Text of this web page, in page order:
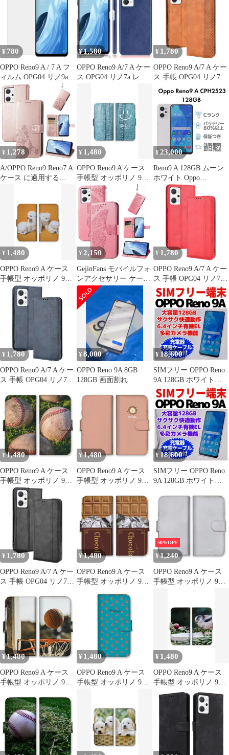
¥ 780
OPPO Reno9 A / 7 A フ
ィルム OPG04 リノ9a
7a PET 保護フィルム
【Color】 光沢なし
¥1,580
OPPO Reno9 A/7 A ケー
ス OPG04 リノ7a レザ
¥ 1,780
OPPO Reno9 A/7 A ケー
ス 手帳 OPG04 リノ7a
手帳 ケース 【Color】
キャメル
¥ 1,278
A/OPPO Reno9 Reno7 A
ケース に適用する
バー多機能携帯電話ホ
ルスター財布携帯電話
ホルダーバンプパター
ンテクスチャ耐久性摩
擦耐性携帯電話ケース
男性と女性に適した多
色オプション (四つ葉
のクローバー
¥ 1,480
OPPO Reno9 A ケース
手帳型 オッポリノ 9A
スマホケース 携帯ケー
ス デニム ジーンズ ス
マイル ニコちゃん ステ
ッチ オシャレ 可愛い
カラー02
¥ 23,000
Reno9 A 128GB ムーン
ホワイト Oppo
CPH2523 SIMフリー 楽
天版 Cランク スマホ 本
体 送料無料 即日発送
¥ 1,480
OPPO Reno9 A ケース
手帳型 オッポリノ 9A
スマホケース 携帯ケー
ス 犬 ダックスフント
ポメラニアン ラブラド
ール ゴールデンレトリ
バー かわいい 写真 カ
ラー09
¥ 2,150
GejinFans モバイルフォ
ンアクセサリー ケース
手帳型 OPPO Reno9
A/OPPO Reno7 A レザー
バタフライピンク カー
ドスロット、キックス
タンド
¥ 1,780
OPPO Reno9 A/7 A ケー
ス 手帳 OPG04 リノ7a
チェック柄 合革 レトロ
手帳 ケース 【Color】
レッド
¥ 1,780
OPPO Reno9 A/7 A ケー
ス 手帳 OPG04 リノ7a
手帳 ケース 【Color】
ネイビー
¥8,000
OPPO Reno 9A 8GB
128GB 画面割れ
¥ 18,600
SIMフリー OPPO Reno
9A 128GB ホワイト
1435
¥1,480
OPPO Reno9 A ケース
手帳型 オッポリノ 9A
スマホケース 携帯ケー
ス 野球 ベースボール
スポーツ バット グロー
ブ 試合 かっこいい カ
ラー05
¥1,480
OPPO Reno9 A ケース
手帳型 オッポリノ 9A
ス 動物 犬 猫 きつね ラ
ハムスター シロクマ 白
熊 サル カラー04
¥ 18,600
SIMフリー OPPO Reno
9A 128GB ホワイト
¥ 1,780
OPPO Reno9 A/7 A ケー
ス 手帳 OPG04 リノ7a
手帳 ケース 【Color】
ブラック
¥1,480
OPPO Reno9 A ケース
手帳型 オッポリノ 9A
ス チョコレート 板チョ
コ パッケージ お菓子
バレンタイン かわいい
面白い パロディ カラー
50%OFF
¥1,240
OPPO Reno9 A ケース
手帳型 オッポリノ 9A
ピンク 大人女子 大人可
愛い ビンテージレザー
風 ほぼ無地 シンプル
カラー08
¥ 1,480
OPPO Reno9 A ケース
手帳型 オッポリノ 9A
ス バスケ スポーツ バ
スケットボール ボール
シュート 試合 かっこい
い カラー07
¥ 1,480
OPPO Reno9 A ケース
手帳型 オッポリノ 9A
りんご レモン フルーツ
かわいい 果物 モモ ド
ット柄 カラー08
¥ 1,480
OPPO Reno9 A ケース
手帳型 オッポリノ 9A
スマホケース 携帯ケー
ス シマエナガ エナガ
鳥 可愛い かわいい 写
真 森の妖精 小鳥 野鳥
カラー06